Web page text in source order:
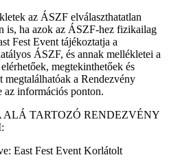
az ÁSZF elválaszthatatlan
is, ha azok az ÁSZF-hez fizikailag
Fest Event tájékoztatja a
ÁSZF, és annak mellékletei a
megtekinthetőek és
a Rendezvény
az információs ponton.
ALÁ TARTOZÓ RENDEZVÉNY
East Fest Event Korlátolt